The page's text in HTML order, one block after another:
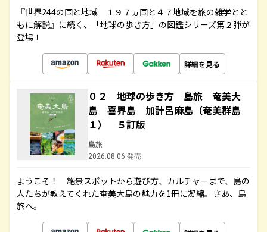
『世界244の国と地域 １９７ヵ国と４７地域を旅の雑学とと
もに解説』に続く、「地球の歩き方」の図鑑シリーズ第２弾が
登場！
詳細を見る
０２ 地球の歩き方 島旅 奄美大
島 喜界島 加計呂麻島（奄美群島
１） ５訂版
島旅
2026.08.06 発売
ようこそ！ 絶景スポットから遊び方、カルチャーまで、島の
人たちが教えてくれた奄美大島の魅力を1冊に凝縮。さあ、島
旅へ。